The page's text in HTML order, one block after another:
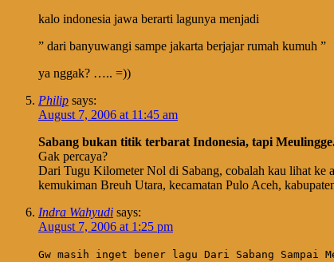
kalo indonesia jawa berarti lagunya menjadi
” dari banyuwangi sampe jakarta berjajar rumah kumuh ”
ya nggak? ….. =))
Philip says:
August 7, 2006 at 11:45 am
Sabang bukan titik terbarat Indonesia, tapi
Gak percaya?
Dari Tugu Kilometer Nol di Sabang, cobalah kau lihat ke
kemukiman Breuh Utara, kecamatan Pulo Aceh,
Indra Wahyudi says:
August 7, 2006 at 1:25 pm
Gw masih inget bener lagu Dari Sabang Sampai